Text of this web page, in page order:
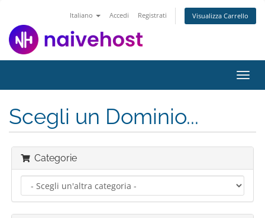
Italiano Accedi Registrati Visualizza Carrello
Attiva
Scegli un Dominio...
Categorie